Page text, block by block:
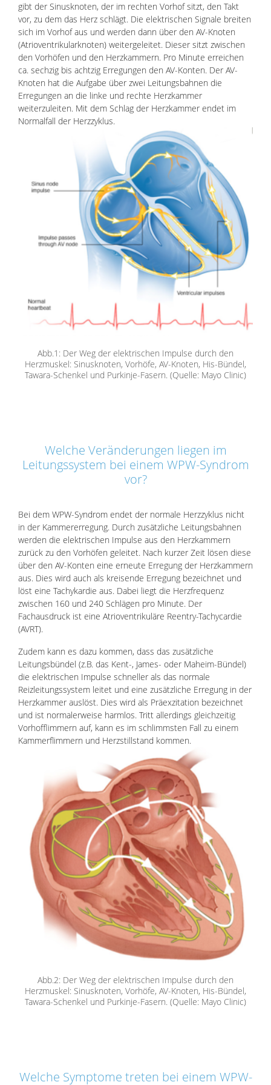
Abb.1: Der Weg der elektrischen Impulse durch den
Herzmuskel: Sinusknoten, Vorhöfe, AV-Knoten, His-Bündel,
Tawara-Schenkel und Purkinje-Fasern. (Quelle: Mayo Clinic)
gibt der Sinusknoten, der im rechten Vorhof sitzt, den Takt
vor, zu dem das Herz schlägt. Die elektrischen Signale breiten
sich im Vorhof aus und werden dann über den AV-Knoten
(Atrioventrikularknoten) weitergeleitet. Dieser sitzt zwischen
den Vorhöfen und den Herzkammern. Pro Minute erreichen
ca. sechzig bis achtzig Erregungen den AV-Konten. Der AV-
Knoten hat die Aufgabe über zwei Leitungsbahnen die
Erregungen an die linke und rechte Herzkammer
weiterzuleiten. Mit dem Schlag der Herzkammer endet im
Normalfall der Herzzyklus.
Abb.2: Der Weg der elektrischen Impulse durch den
Herzmuskel: Sinusknoten, Vorhöfe, AV-Knoten, His-Bündel,
Tawara-Schenkel und Purkinje-Fasern. (Quelle: Mayo Clinic)
Welche Veränderungen liegen im
Leitungssystem bei einem WPW-Syndrom
vor?
Bei dem WPW-Syndrom endet der normale Herzzyklus nicht
in der Kammererregung. Durch zusätzliche Leitungsbahnen
werden die elektrischen Impulse aus den Herzkammern
zurück zu den Vorhöfen geleitet. Nach kurzer Zeit lösen diese
über den AV-Konten eine erneute Erregung der Herzkammern
aus. Dies wird auch als kreisende Erregung bezeichnet und
löst eine Tachykardie aus. Dabei liegt die Herzfrequenz
zwischen 160 und 240 Schlägen pro Minute. Der
Fachausdruck ist eine Atrioventrikuläre Reentry-Tachycardie
(AVRT).
Zudem kann es dazu kommen, dass das zusätzliche
Leitungsbündel (z.B. das Kent-, James- oder Maheim-Bündel)
die elektrischen Impulse schneller als das normale
Reizleitungssystem leitet und eine zusätzliche Erregung in der
Herzkammer auslöst. Dies wird als Präexzitation bezeichnet
und ist normalerweise harmlos. Tritt allerdings gleichzeitig
Vorhofflimmern auf, kann es im schlimmsten Fall zu einem
Kammerflimmern und Herzstillstand kommen.
Welche Symptome treten bei einem WPW-